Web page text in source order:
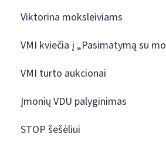
Viktorina moksleiviams
VMI kviečia į „Pasimatymą su
VMI turto aukcionai
Įmonių VDU palyginimas
STOP šešėliui